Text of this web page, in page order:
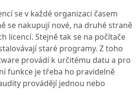
se v každé organizaci časem
se nakupují nové, na druhé straně
licencí. Stejně tak se na počítače
staré programy. Z toho
provádí k určitému datu a pro
funkce je třeba ho pravidelně
provádějí jednou nebo